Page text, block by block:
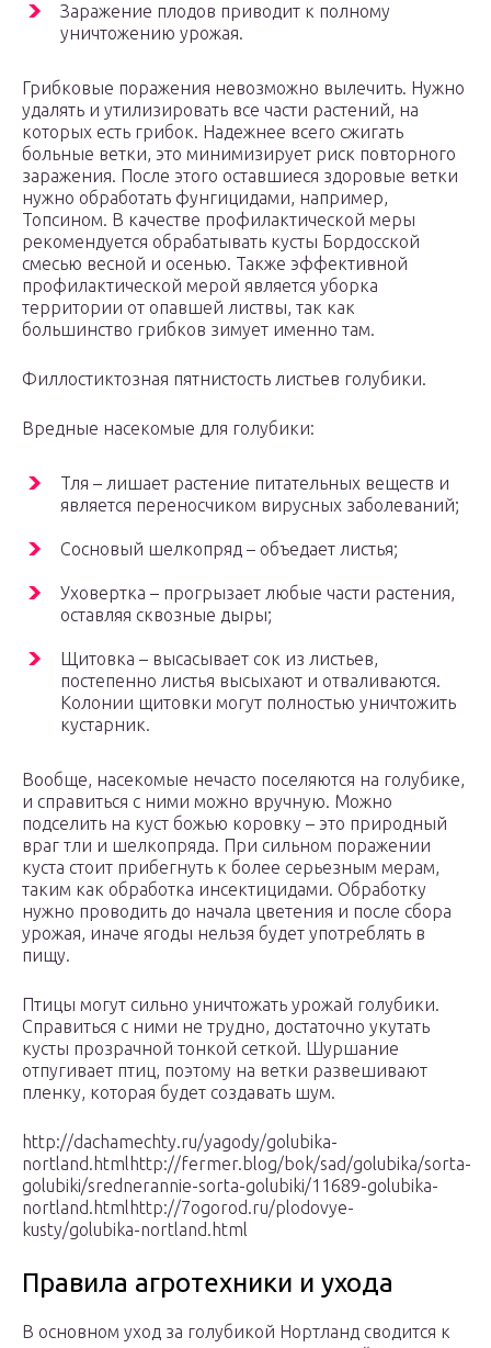
Заражение плодов приводит к полному
уничтожению урожая.
Грибковые поражения невозможно вылечить. Нужно
удалять и утилизировать все части растений, на
которых есть грибок. Надежнее всего сжигать
больные ветки, это минимизирует риск повторного
заражения. После этого оставшиеся здоровые ветки
нужно обработать фунгицидами, например,
Топсином. В качестве профилактической меры
рекомендуется обрабатывать кусты Бордосской
смесью весной и осенью. Также эффективной
профилактической мерой является уборка
территории от опавшей листвы, так как
большинство грибков зимует именно там.
Филлостиктозная пятнистость листьев голубики.
Вредные насекомые для голубики:
Тля – лишает растение питательных веществ и
является переносчиком вирусных заболеваний;
Сосновый шелкопряд – объедает листья;
Уховертка – прогрызает любые части растения,
оставляя сквозные дыры;
Щитовка – высасывает сок из листьев,
постепенно листья высыхают и отваливаются.
Колонии щитовки могут полностью уничтожить
кустарник.
Вообще, насекомые нечасто поселяются на голубике,
и справиться с ними можно вручную. Можно
подселить на куст божью коровку – это природный
враг тли и шелкопряда. При сильном поражении
куста стоит прибегнуть к более серьезным мерам,
таким как обработка инсектицидами. Обработку
нужно проводить до начала цветения и после сбора
урожая, иначе ягоды нельзя будет употреблять в
пищу.
Птицы могут сильно уничтожать урожай голубики.
Справиться с ними не трудно, достаточно укутать
кусты прозрачной тонкой сеткой. Шуршание
отпугивает птиц, поэтому на ветки развешивают
пленку, которая будет создавать шум.
http://dachamechty.ru/yagody/golubika-
nortland.htmlhttp://fermer.blog/bok/sad/golubika/sorta-
golubiki/srednerannie-sorta-golubiki/11689-golubika-
nortland.htmlhttp://7ogorod.ru/plodovye-
kusty/golubika-nortland.html
Правила агротехники и ухода
В основном уход за голубикой Нортланд сводится к